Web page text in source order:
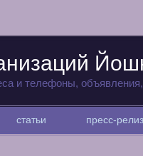
и телефоны,
статьи пресс-